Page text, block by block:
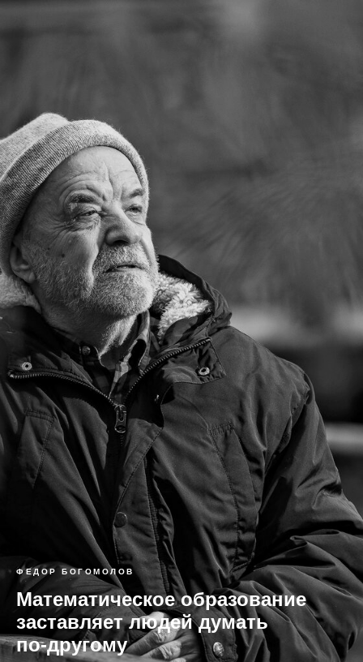
ФЕДОР БОГОМОЛОВ
Математическое образование
заставляет людей думать
по-другому